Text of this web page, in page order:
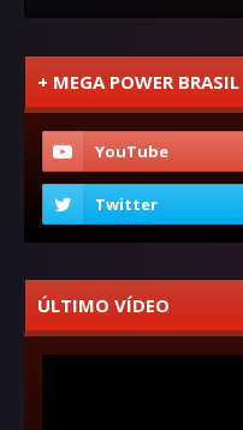
+ MEGA POWER BRASIL
ÚLTIMO VÍDEO